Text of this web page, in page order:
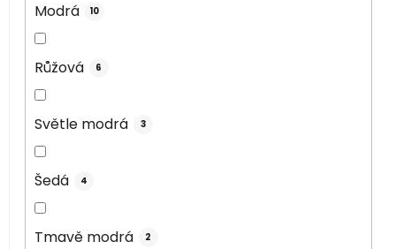
Modrá 10
Růžová 6
Světle modrá 3
Šedá 4
Tmavě modrá 2